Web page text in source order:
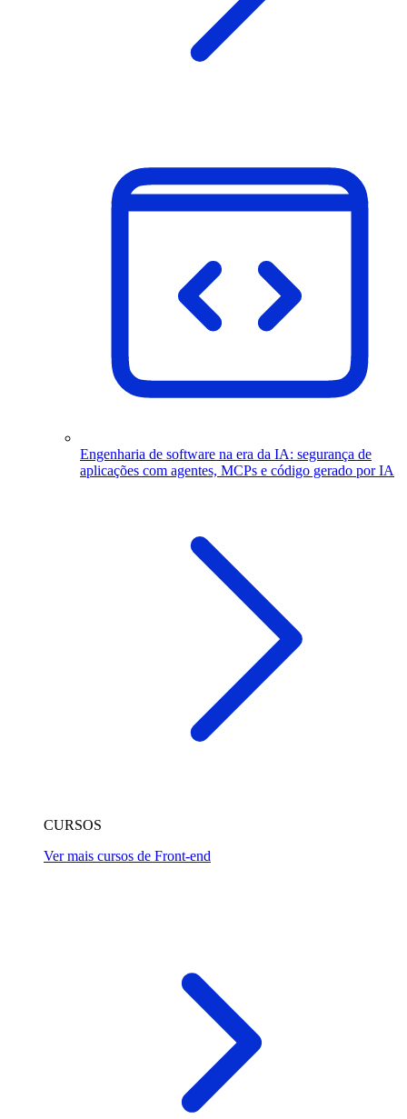
Engenharia de software na era da IA: segurança de
aplicações com agentes, MCPs e código gerado por IA
CURSOS
Ver mais cursos de Front-end